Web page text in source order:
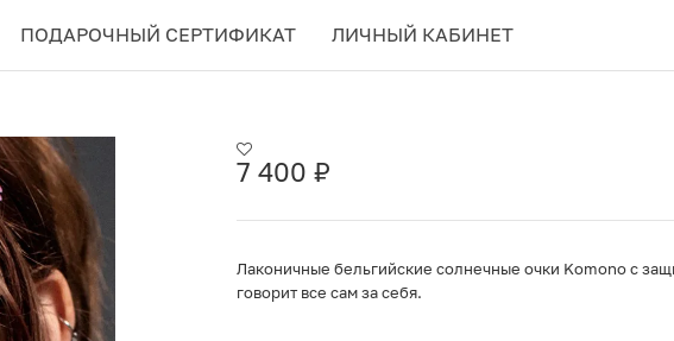
ПОДАРОЧНЫЙ СЕРТИФИКАТ ЛИЧНЫЙ КАБИНЕТ
7 400 ₽
Лаконичные бельгийские солнечные очки Komono с
говорит все сам за себя.